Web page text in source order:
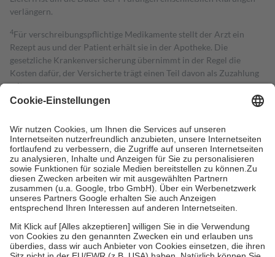
verlängern.
4Für verschreibungspflichtige Medikamente stellt der Arzt ein
Rezept aus und der Patient erhält sie in der Apotheke. Die
gesetzliche Krankenversicherung übernimmt in der Regel die
Kosten dafür, der Versicherte trägt einen Teil davon als Zuzahlung
mit.
Grundsätzlich leisten Mitglieder Zuzahlungen in Höhe von zehn
höchstens zehn Euro.
Es sind jedoch nie mehr als die tatsächlichen
Kosten der Leistung zu entrichten.
Diese Regeln gelten grundsätzlich auch für Online-Apotheken.
Bei Heilmitteln und häuslicher Krankenpflege beträgt die
Zuzahlung zehn Prozent der Kosten sowie zehn Euro je
Verordnung.
Um das Engagement der Versicherten für ihre eigene Gesundheit zu
stärken und die besondere Stellung der Familie zu unterstützen,
fallenkeine Zuzahlungenan bei:
• Kindern und Jugendlichen bis zum vollendeten 18. Lebensjahr
mit Ausnahme der Fahrkosten